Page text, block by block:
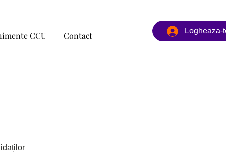
CCU Contact Logheaza-